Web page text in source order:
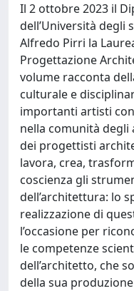
Il 2 ottobre 2023 il
dell’Università degli
Alfredo Pirri la
Progettazione
volume racconta
culturale e
importanti artisti
nella comunità
dei progettisti
lavora, crea,
coscienza gli
dell’architettura: lo
realizzazione di
l’occasione per
le competenze
dell’architetto, che
della sua